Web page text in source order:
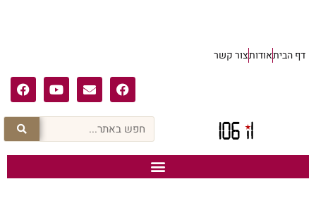
דף הביתאודותצור קשר